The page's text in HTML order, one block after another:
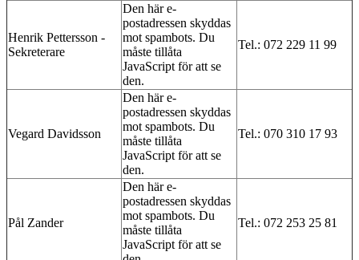
Henrik Pettersson -
Sekreterare
Den här e-
postadressen skyddas
mot spambots. Du
måste tillåta
JavaScript för att se
den.
Tel.: ‭072 229 11 99‬
Vegard Davidsson
Den här e-
postadressen skyddas
mot spambots. Du
måste tillåta
JavaScript för att se
den.
Tel.: 070 310 17 93
Pål Zander
Den här e-
postadressen skyddas
mot spambots. Du
måste tillåta
JavaScript för att se
Tel.: 072 253 25 81